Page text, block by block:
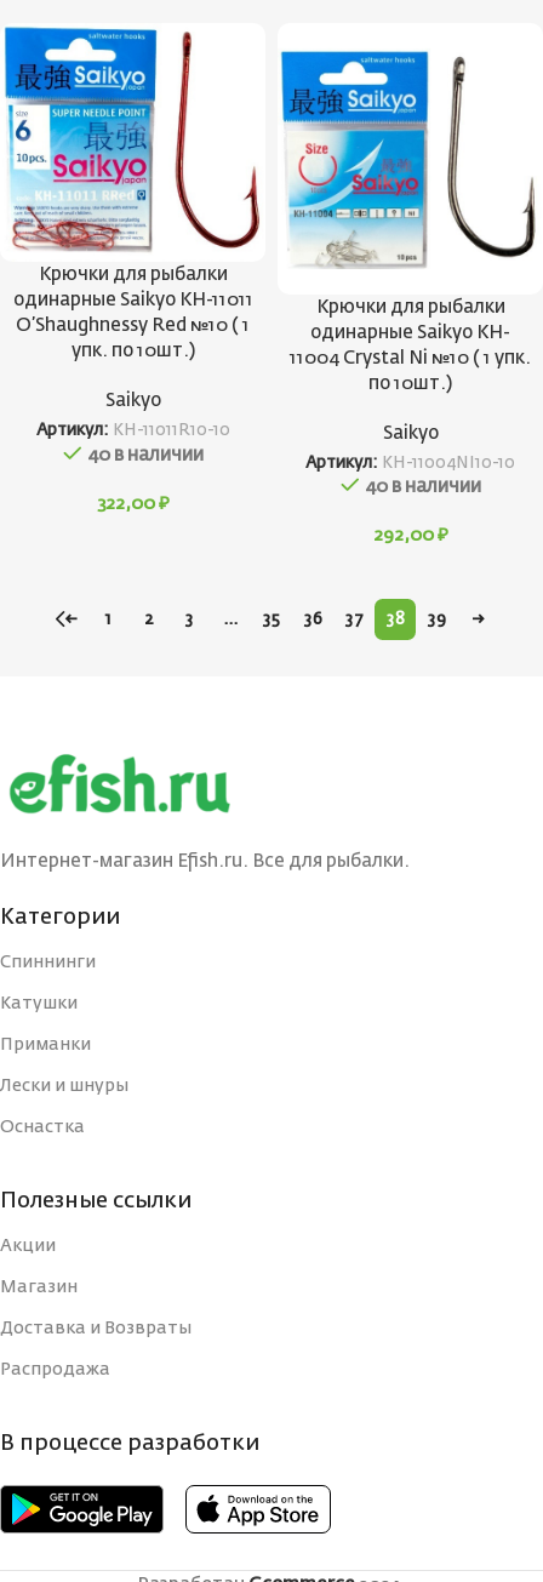
Крючки для рыбалки
одинарные Saikyo KH-11011
O’Shaughnessy Red №10 ( 1
упк. по 10шт.)
Saikyo
Артикул: KH-11011R10-10
40 в наличии
322,00 ₽
Крючки для рыбалки
одинарные Saikyo KH-
11004 Crystal Ni №10 ( 1 упк.
по 10шт.)
Saikyo
Артикул: KH-11004NI10-10
40 в наличии
292,00 ₽
← 1 2 3 … 35 36 37 38 39 →
Интернет-магазин Efish.ru. Все для рыбалки.
Категории
Спиннинги
Катушки
Приманки
Лески и шнуры
Оснастка
Полезные ссылки
Акции
Магазин
Доставка и Возвраты
Распродажа
В процессе разработки